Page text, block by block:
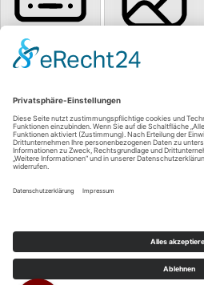
Tastaturnavigation
Titel hervorheben Inhalt hervorheben
Einstellungen zurücksetzen